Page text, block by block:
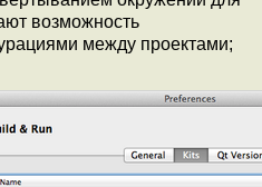
возможность
между проектами;